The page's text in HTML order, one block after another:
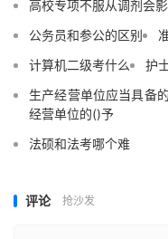
高校专项不服从调剂会
公务员和参公的区别
计算机二级考什么
护
生产经营单位应当具备
经营单位的()予
法硕和法考哪个难
评论 抢沙发